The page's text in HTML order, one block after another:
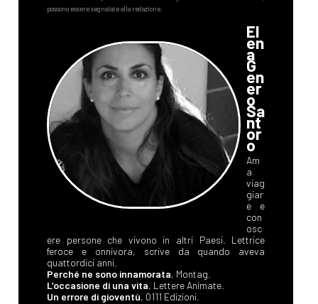
El
en
a
G
en
er
o
Sa
nt
or
o
Am
a
viag
giar
e e
con
osc
ere persone che vivono in altri Paesi. Lettrice
feroce e onnivora, scrive da quando aveva
quattordici anni.
Perché ne sono innamorata, Montag.
L’occasione di una vita, Lettere Animate.
Un errore di gioventù, 0111 Edizioni.